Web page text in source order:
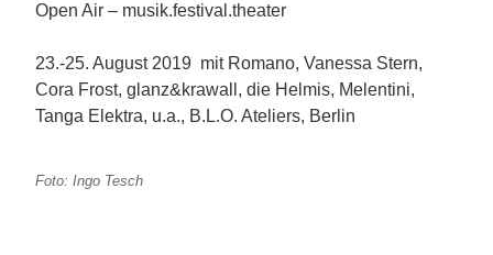
Open Air – musik.festival.theater
23.-25. August 2019 mit Romano, Vanessa Stern,
Cora Frost, glanz&krawall, die Helmis, Melentini,
Tanga Elektra, u.a., B.L.O. Ateliers, Berlin
Foto: Ingo Tesch